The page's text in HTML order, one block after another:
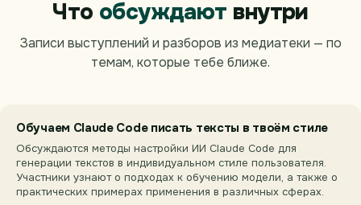
Что обсуждают внутри
Записи выступлений и разборов из медиатеки — по
темам, которые тебе ближе.
Обучаем Claude Code писать тексты в твоём стиле
Обсуждаются методы настройки ИИ Claude Code для
генерации текстов в индивидуальном стиле пользователя.
Участники узнают о подходах к обучению модели, а также о
практических примерах применения в различных сферах.